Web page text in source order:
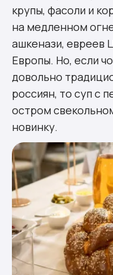
крупы, фасоли и
на медленном
ашкенази, евреев
Европы. Но, если
довольно
россиян, то суп с
остром
новинку.